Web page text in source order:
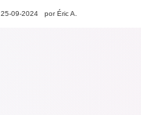
25-09-2024 por Éric A.